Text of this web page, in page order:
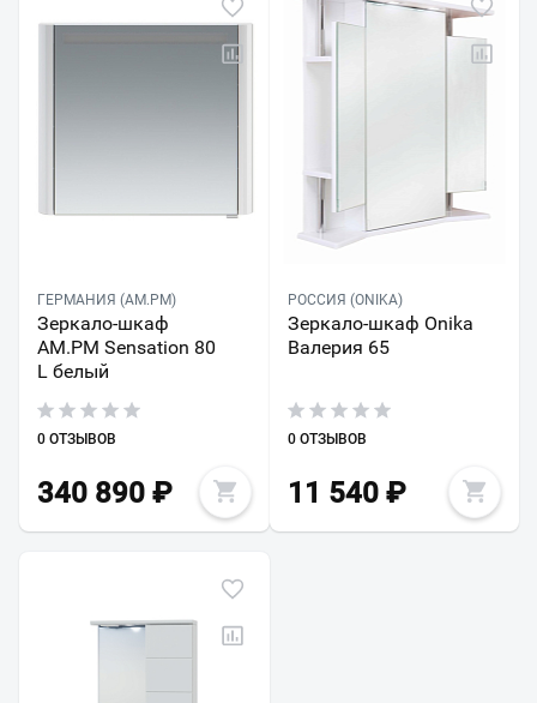
ГЕРМАНИЯ (AM.PM)
Зеркало-шкаф
AM.PM Sensation 80
L белый
0 ОТЗЫВОВ
340 890 ₽
РОССИЯ (ONIKA)
Зеркало-шкаф Onika
Валерия 65
0 ОТЗЫВОВ
11 540₽